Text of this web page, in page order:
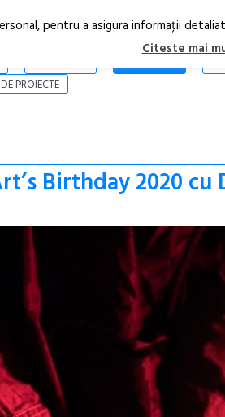
STIRI
PROIECTE
Birthday 2020
pentru a asigura informaţii
Citeste mai